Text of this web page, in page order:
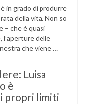
in grado di produrre
della vita. Non so
– che è quasi
l’aperture delle
che viene …
Luisa
è
propri limiti